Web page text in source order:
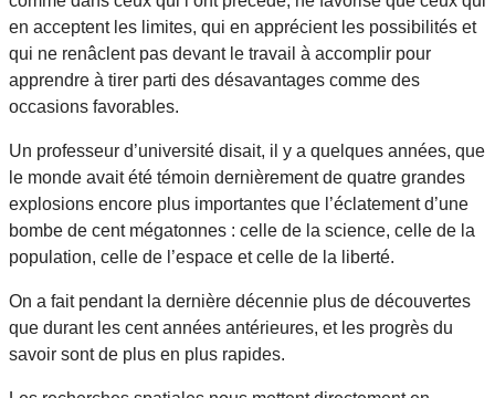
en acceptent les limites, qui en apprécient les possibilités et
qui ne renâclent pas devant le travail à accomplir pour
apprendre à tirer parti des désavantages comme des
occasions favorables.
Un professeur d’université disait, il y a quelques années, que
le monde avait été témoin dernièrement de quatre grandes
explosions encore plus importantes que l’éclatement d’une
bombe de cent mégatonnes : celle de la science, celle de la
population, celle de l’espace et celle de la liberté.
On a fait pendant la dernière décennie plus de découvertes
que durant les cent années antérieures, et les progrès du
savoir sont de plus en plus rapides.